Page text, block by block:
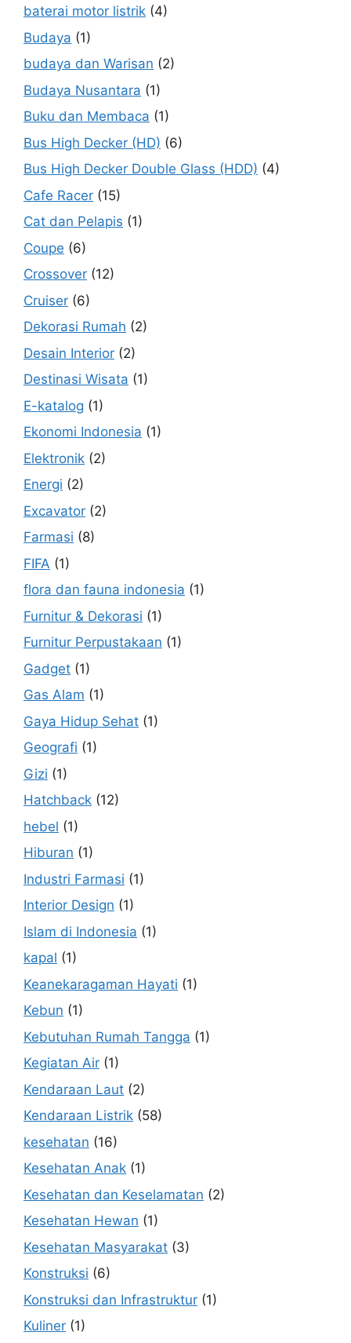
baterai motor listrik (4)
Budaya (1)
budaya dan Warisan (2)
Budaya Nusantara (1)
Buku dan Membaca (1)
Bus High Decker (HD) (6)
Bus High Decker Double Glass (HDD) (4)
Cafe Racer (15)
Cat dan Pelapis (1)
Coupe (6)
Crossover (12)
Cruiser (6)
Dekorasi Rumah (2)
Desain Interior (2)
Destinasi Wisata (1)
E-katalog (1)
Ekonomi Indonesia (1)
Elektronik (2)
Energi (2)
Excavator (2)
Farmasi (8)
FIFA (1)
flora dan fauna indonesia (1)
Furnitur & Dekorasi (1)
Furnitur Perpustakaan (1)
Gadget (1)
Gas Alam (1)
Gaya Hidup Sehat (1)
Geografi (1)
Gizi (1)
Hatchback (12)
hebel (1)
Hiburan (1)
Industri Farmasi (1)
Interior Design (1)
Islam di Indonesia (1)
kapal (1)
Keanekaragaman Hayati (1)
Kebun (1)
Kebutuhan Rumah Tangga (1)
Kegiatan Air (1)
Kendaraan Laut (2)
Kendaraan Listrik (58)
kesehatan (16)
Kesehatan Anak (1)
Kesehatan dan Keselamatan (2)
Kesehatan Hewan (1)
Kesehatan Masyarakat (3)
Konstruksi (6)
Konstruksi dan Infrastruktur (1)
Kuliner (1)